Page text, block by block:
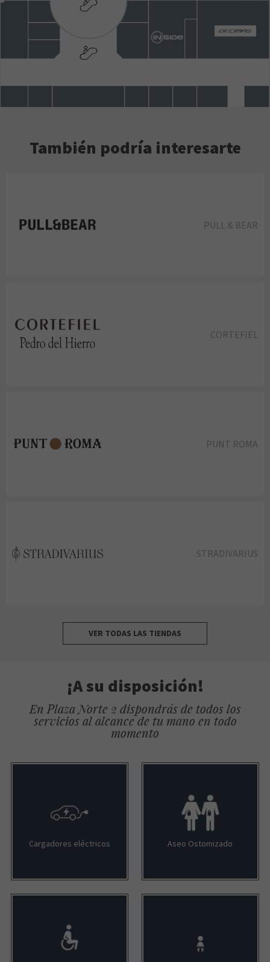
También podría interesarte
PULL & BEAR
CORTEFIEL
PUNT ROMA
STRADIVARIUS
VER TODAS LAS TIENDAS
¡A su disposición!
En Plaza Norte 2 dispondrás de todos los
servicios al alcance de tu mano en todo
momento
Cargadores eléctricos Aseo Ostomizado